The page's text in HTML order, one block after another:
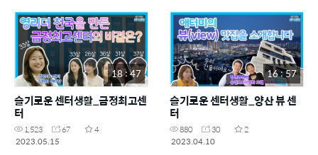
18 : 47
슬기로운 센터생활_금정최고센
터
1,523 67
4
2023.05.15
16 : 57
슬기로운 센터생활_양산 뷰 센
터
880 30
2
2023.04.10